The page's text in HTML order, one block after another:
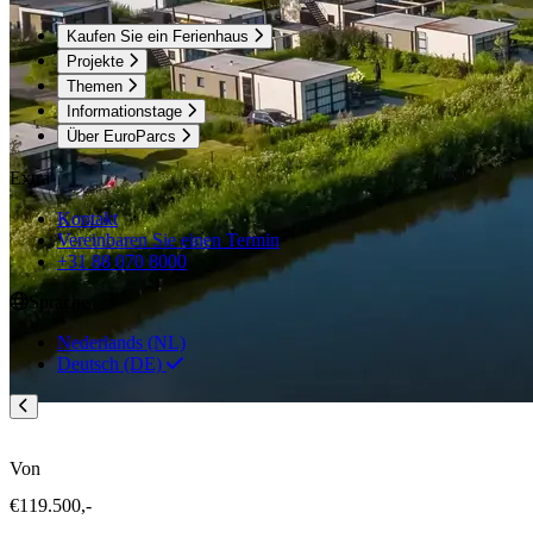
Kaufen Sie ein Ferienhaus
Projekte
Themen
Informationstage
Über EuroParcs
Extra
Kontakt
Vereinbaren Sie einen Termin
+31 88 070 8000
Sprache
Nederlands (NL)
Deutsch (DE)
Von
€119.500,-